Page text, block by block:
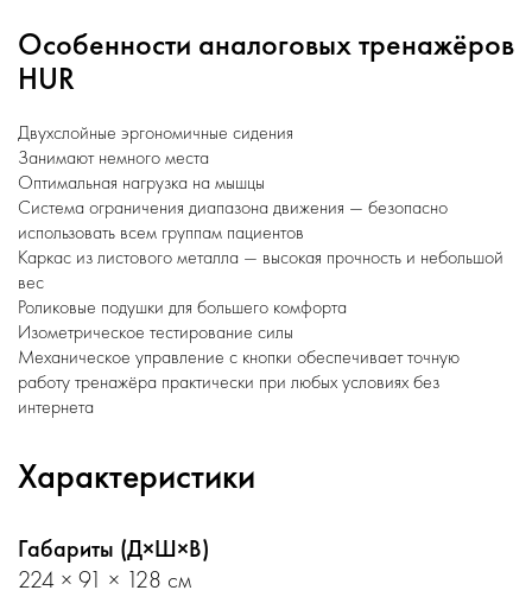
Особенности аналоговых тренажёров
HUR
Двухслойные эргономичные сидения
Занимают немного места
Оптимальная нагрузка на мышцы
Система ограничения диапазона движения — безопасно
использовать всем группам пациентов
Каркас из листового металла — высокая прочность и небольшой
вес
Роликовые подушки для большего комфорта
Изометрическое тестирование силы
Механическое управление с кнопки обеспечивает точную
работу тренажёра практически при любых условиях без
интернета
Характеристики
Габариты (Д×Ш×В)
224 × 91 × 128 см